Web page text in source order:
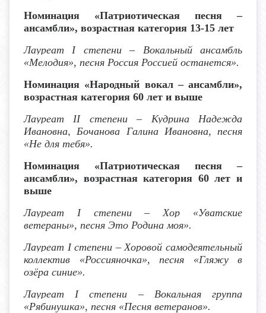
Номинация «Патриотическая песня –
ансамбли», возрастная категория 13-15 лет
Лауреат I степени– Вокальный ансамбль
«Мелодия», песня Россия Россией останется».
Номинация «Народный вокал – ансамбли»,
возрастная категория 60 лет и выше
Лауреат II
степени – Кудрина Надежда
Ивановна, Бочанова Галина Ивановна, песня
«Не для тебя».
Номинация «Патриотическая песня –
ансамбли», возрастная категория 60 лет и
выше
Лауреат I степени– Хор «Уватские
ветераны», песня Это Родина моя».
Лауреат I степени – Хоровой самодеятельный
коллектив «Россияночка», песня «Гляжу в
озёра синие».
Лауреат I степени – Вокальная группа
«Рябинушка», песня «Песня ветеранов».